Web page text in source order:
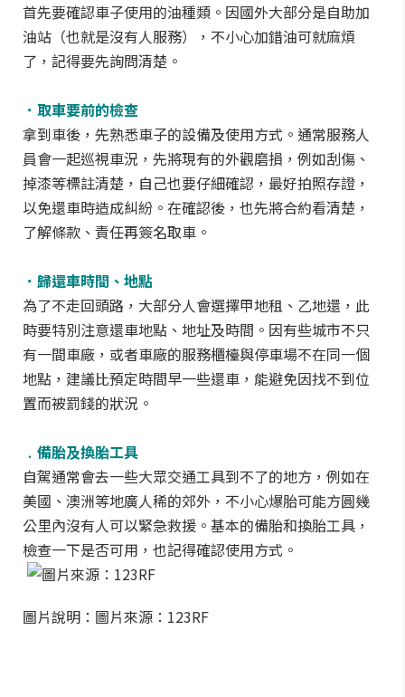
首先要確認車子使用的油種類。因國外大部分是自助加
油站（也就是沒有人服務），不小心加錯油可就麻煩
了，記得要先詢問清楚。
．取車要前的檢查
拿到車後，先熟悉車子的設備及使用方式。通常服務人
員會一起巡視車況，先將現有的外觀磨損，例如刮傷、
掉漆等標註清楚，自己也要仔細確認，最好拍照存證，
以免還車時造成糾紛。在確認後，也先將合約看清楚，
了解條款、責任再簽名取車。
．歸還車時間、地點
為了不走回頭路，大部分人會選擇甲地租、乙地還，此
時要特別注意還車地點、地址及時間。因有些城市不只
有一間車廠，或者車廠的服務櫃檯與停車場不在同一個
地點，建議比預定時間早一些還車，能避免因找不到位
置而被罰錢的狀況。
﹒備胎及換胎工具
自駕通常會去一些大眾交通工具到不了的地方，例如在
美國、澳洲等地廣人稀的郊外，不小心爆胎可能方圓幾
公里內沒有人可以緊急救援。基本的備胎和換胎工具，
檢查一下是否可用，也記得確認使用方式。
圖片說明：圖片來源：123RF